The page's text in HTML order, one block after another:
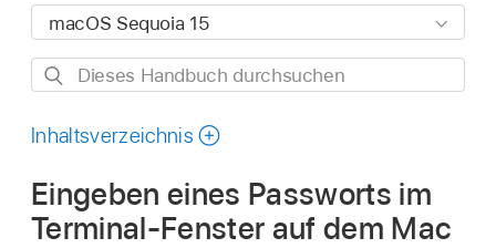
Dieses
durchsuchen
Inhaltsverzeichnis
Eingeben eines Passworts im
Terminal-Fenster auf dem Mac